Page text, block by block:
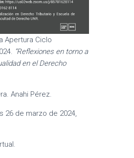
Apertura Ciclo
“Reflexiones en torno a
en el Derecho
Anahi Pérez.
26 de marzo de 2024,